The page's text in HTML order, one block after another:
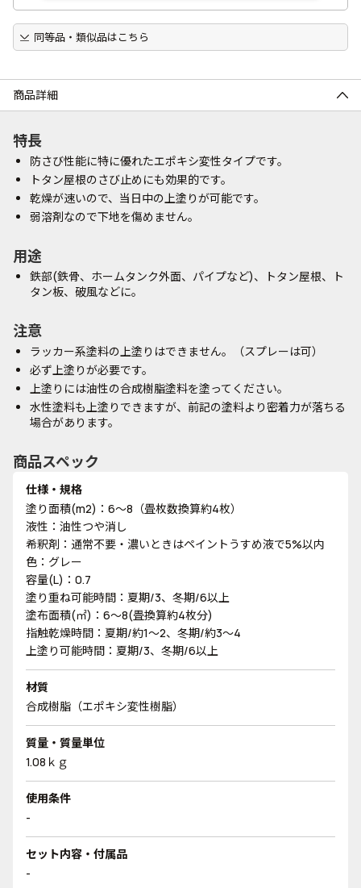
同等品・類似品はこちら
商品詳細
特長
防さび性能に特に優れたエポキシ変性タイプです。
トタン屋根のさび止めにも効果的です。
乾燥が速いので、当日中の上塗りが可能です。
弱溶剤なので下地を傷めません。
用途
鉄部(鉄骨、ホームタンク外面、パイプなど)、トタン屋根、ト
タン板、破風などに。
注意
ラッカー系塗料の上塗りはできません。（スプレーは可）
必ず上塗りが必要です。
上塗りには油性の合成樹脂塗料を塗ってください。
水性塗料も上塗りできますが、前記の塗料より密着力が落ちる
場合があります。
商品スペック
仕様・規格
塗り面積(m2)：6～8（畳枚数換算約4枚）
液性：油性つや消し
希釈剤：通常不要・濃いときはペイントうすめ液で5%以内
色：グレー
容量(L)：0.7
塗り重ね可能時間：夏期/3、冬期/6以上
塗布面積(㎡)：6～8(畳換算約4枚分)
指触乾燥時間：夏期/約1～2、冬期/約3～4
上塗り可能時間：夏期/3、冬期/6以上
材質
合成樹脂（エポキシ変性樹脂）
質量・質量単位
1.08ｋｇ
使用条件
-
セット内容・付属品
-